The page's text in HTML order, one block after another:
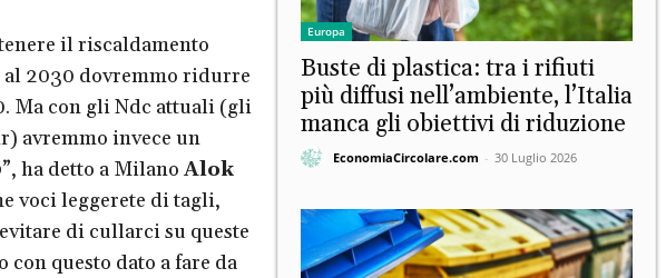
il riscaldamento
2030 dovremmo ridurre
Ma con gli Ndc attuali (gli
avremmo invece un
”, ha detto a Milano Alok
voci leggerete di tagli,
di cullarci su queste
questo dato a fare da
Europa
Buste di plastica: tra i rifiuti
più diffusi nell’ambiente, l’Italia
manca gli obiettivi di riduzione
EconomiaCircolare.com - 30 Luglio 2026